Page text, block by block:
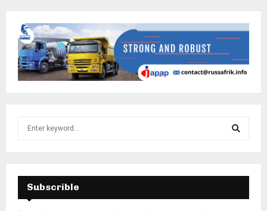
Subscrible